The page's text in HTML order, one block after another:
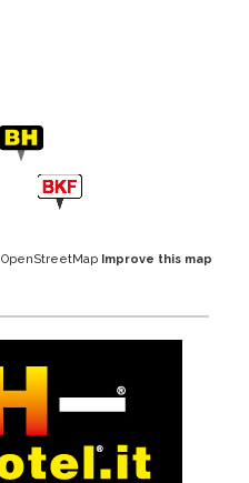
OpenStreetMap Improve this map